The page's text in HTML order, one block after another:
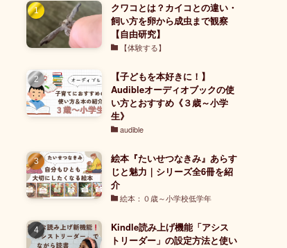
クワコとは？カイコとの違い・
飼い方を卵から成虫まで観察
【自由研究】
【体験する】
【子どもを本好きに！】
Audibleオーディオブックの使
い方とおすすめ《３歳～小学
生》
audible
絵本『たいせつなきみ』あらす
じと魅力｜シリーズ全6冊を紹
介
絵本：０歳～小学校低学年
Kindle読み上げ機能「アシス
トリーダー」の設定方法と使い